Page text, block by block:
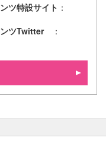
ツ特設サイト ：
ツTwitter
：